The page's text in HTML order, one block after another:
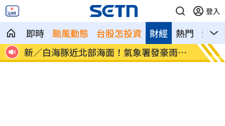
登入
即時 颱風動態 台股怎投資 熱門 影音
財經
新／白海豚近北部海面！氣象署發豪雨特
報
南電